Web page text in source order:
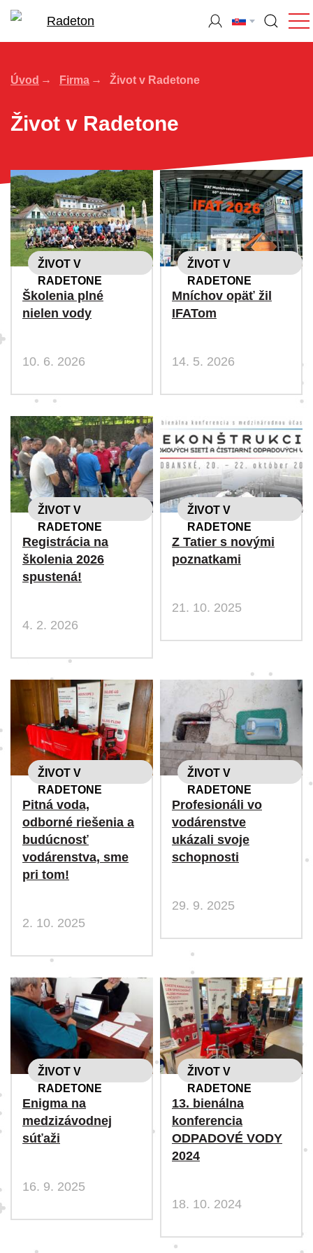
Úvod Firma Život v Radetone
Život v Radetone
ŽIVOT V
RADETONE
Školenia plné
nielen vody
10. 6. 2026
ŽIVOT V
RADETONE
Mníchov opäť žil
IFATom
14. 5. 2026
ŽIVOT V
RADETONE
Registrácia na
školenia 2026
spustená!
4. 2. 2026
ŽIVOT V
RADETONE
Z Tatier s novými
poznatkami
21. 10. 2025
ŽIVOT V
RADETONE
Pitná voda,
odborné riešenia a
budúcnosť
vodárenstva, sme
pri tom!
2. 10. 2025
ŽIVOT V
RADETONE
Profesionáli vo
vodárenstve
ukázali svoje
schopnosti
29. 9. 2025
ŽIVOT V
RADETONE
Enigma na
medzizávodnej
súťaži
16. 9. 2025
ŽIVOT V
RADETONE
13. bienálna
konferencia
ODPADOVÉ VODY
2024
18. 10. 2024